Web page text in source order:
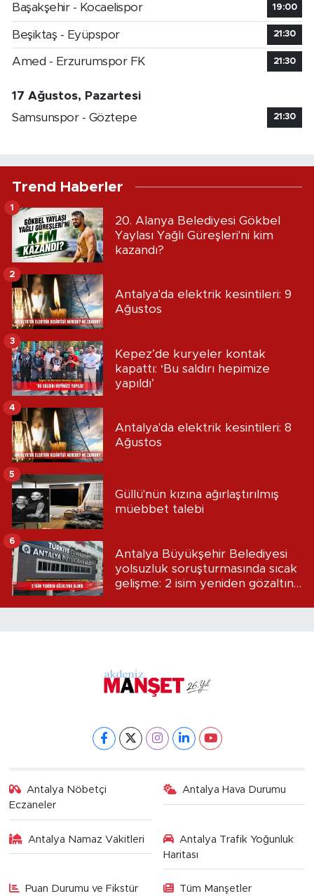
Başakşehir - Kocaelispor
19:00
Beşiktaş - Eyüpspor 21:30
Amed - Erzurumspor FK 21:30
17 Ağustos, Pazartesi
Samsunspor - Göztepe
21:30
Trend Haberler
20. Alanya Belediyesi Gökbel
Yaylası Yağlı Güreşleri'ni kim
kazandı?
1
Antalya'da elektrik kesintileri: 9
Ağustos
2
Kepez’de kuryeler kontak
kapattı: ‘Bu saldırı hepimize
yapıldı’
3
Antalya'da elektrik kesintileri: 8
Ağustos
4
Güllü'nün kızına ağırlaştırılmış
müebbet talebi
5
Antalya Büyükşehir Belediyesi
yolsuzluk soruşturmasında sıcak
gelişme: 2 isim yeniden gözaltına
6
Antalya Nöbetçi
Eczaneler
Antalya Hava Durumu
Antalya Namaz Vakitleri
Antalya Trafik Yoğunluk
Haritası
Puan Durumu ve Fikstür Tüm Manşetler